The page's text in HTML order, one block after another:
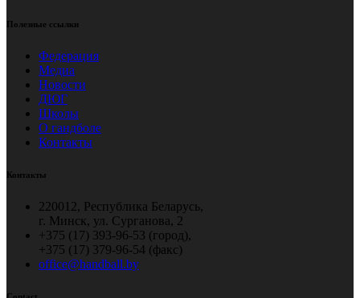
Полезные ссылки
Федерация
Медиа
Новости
ДЮГ
Школы
О гандболе
Контакты
Контакты
220012, Республика Беларусь,
г. Минск, ул. Сурганова, 2
+375 (17) 393-96-53 (город),
+375 (17) 379-96-54 (факс)
office@handball.by